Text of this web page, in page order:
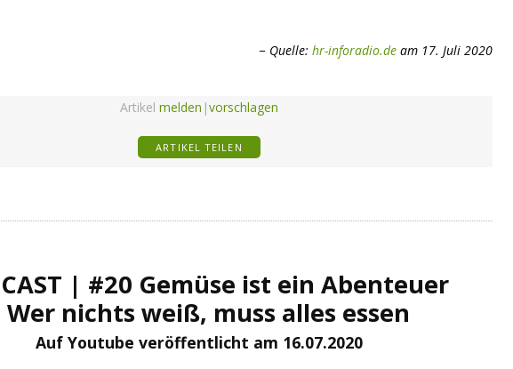
Quelle: hr-inforadio.de am 17. Juli 2020
Artikel melden |vorschlagen
ARTIKEL TEILEN
| #20 Gemüse ist ein Abenteuer
Wer nichts weiß, muss alles essen
Auf Youtube veröffentlicht am 16.07.2020